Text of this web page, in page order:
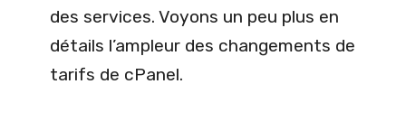
des services. Voyons un peu plus en
détails l’ampleur des changements de
tarifs de cPanel.